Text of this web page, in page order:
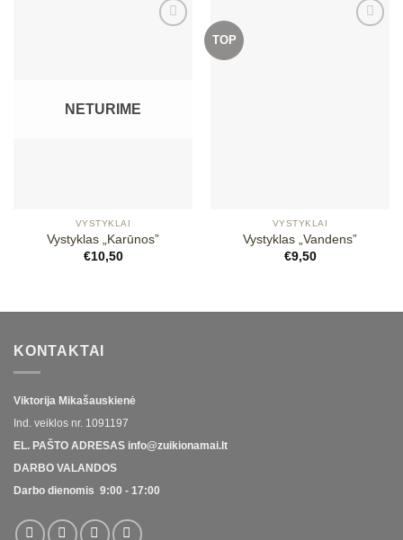
NETURIME
VYSTYKLAI
Vystyklas „Karūnos”
€10,50
TOP
VYSTYKLAI
Vystyklas „Vandens”
€9,50
KONTAKTAI
Viktorija Mikašauskienė
Ind. veiklos nr. 1091197
EL. PAŠTO ADRESAS info@zuikionamai.lt
DARBO VALANDOS
Darbo dienomis 9:00 - 17:00